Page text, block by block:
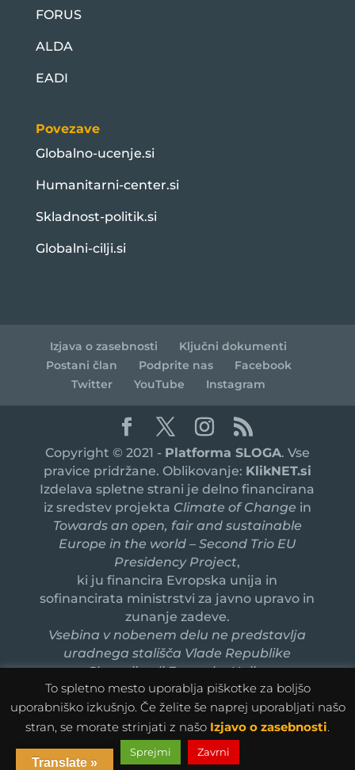
FORUS
ALDA
EADI
Povezave
Globalno-ucenje.si
Humanitarni-center.si
Skladnost-politik.si
Globalni-cilji.si
Izjava o zasebnosti
Ključni dokumenti
Postani član
Podprite nas
Facebook
Twitter
YouTube Instagram
Copyright © 2021 - Platforma SLOGA. Vse
pravice pridržane. Oblikovanje: KlikNET.si
Izdelava spletne strani je delno financirana
iz sredstev projekta Climate of Change in
Towards an open, fair and sustainable
Europe in the world – Second Trio EU
Presidency Project,
ki ju financira Evropska unija in
sofinancirata ministrstvi za javno upravo in
zunanje zadeve.
Vsebina v nobenem delu ne predstavlja
uradnega stališča Vlade Republike
Slovenije ali Evropske Unije.
To spletno mesto uporablja piškotke za boljšo
uporabniško izkušnjo. Če želite še naprej uporabljati našo
stran, se morate strinjati z našo Izjavo o zasebnosti.
Sprejmi Zavrni
Translate »